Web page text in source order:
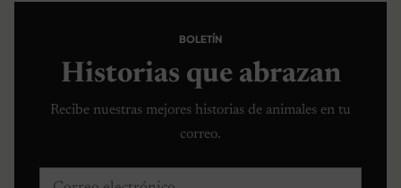
BOLETÍN
Historias que abrazan
Recibe nuestras mejores historias de animales en tu
correo.
Correo electrónico